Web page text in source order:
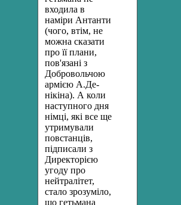
входила в
наміри Антанти
(чого, втім, не
мо­жна сказати
про її плани,
пов'язані з
Добровольчою
армією А.Де-
нікіна). А коли
наступного дня
німці, які все ще
утримували
повста­нців,
підписали з
Директорією
угоду про
нейтралітет,
стало зрозу­міло,
що гетьмана